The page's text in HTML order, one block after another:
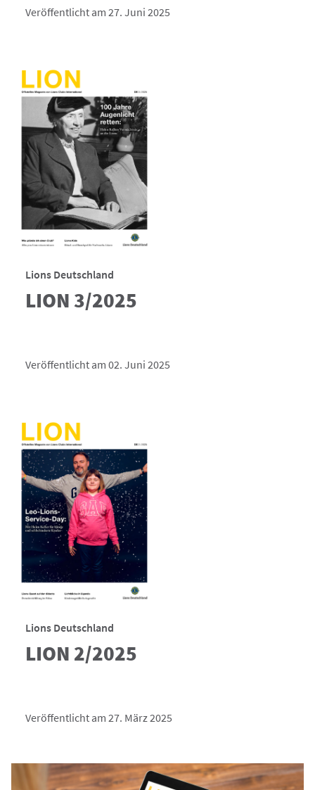
Veröffentlicht am 27. Juni 2025
Lions Deutschland
LION 3/2025
Veröffentlicht am 02. Juni 2025
Lions Deutschland
LION 2/2025
Veröffentlicht am 27. März 2025